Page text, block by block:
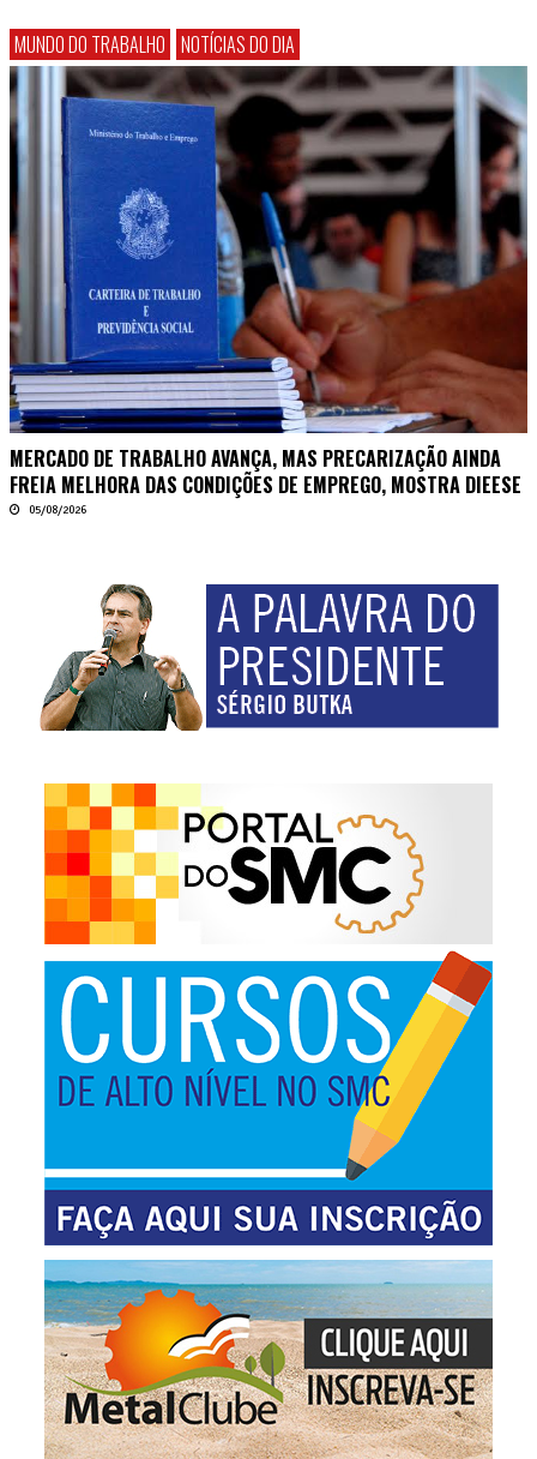
MUNDO DO TRABALHO NOTÍCIAS DO DIA
MERCADO DE TRABALHO AVANÇA, MAS PRECARIZAÇÃO AINDA
FREIA MELHORA DAS CONDIÇÕES DE EMPREGO, MOSTRA DIEESE
05/08/2026